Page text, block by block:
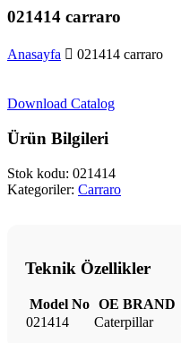
021414 carraro
Anasayfa 021414 carraro
Download Catalog
Ürün Bilgileri
Stok kodu: 021414
Kategoriler: Carraro
Teknik Özellikler
Model No OE BRAND
021414
Caterpillar